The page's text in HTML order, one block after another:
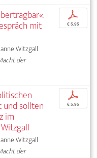
mit
Witzgall
der
p
€ 5,95
und sollten
im
Witzgall
der
p
€ 5,95